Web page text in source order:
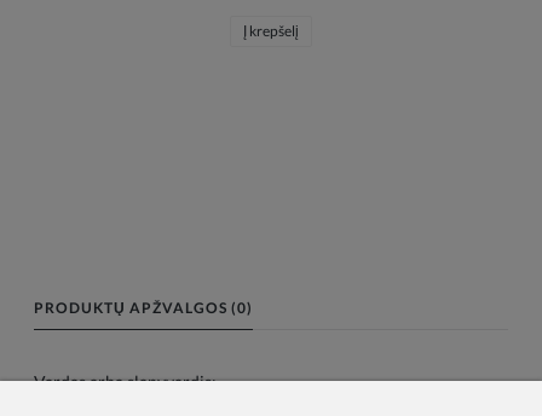
Į krepšelį
PRODUKTŲ APŽVALGOS (0)
Vardas arba slapyvardis: